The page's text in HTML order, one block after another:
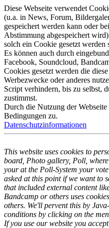
Diese Webseite verwendet
(u.a. in News, Forum,
gespeichert werden kann oder
Abstimmung abgespeichert
solch ein Cookie gesetzt werden
Es können auch durch
Facebook, Soundcloud,
Cookies gesetzt werden die
Werbezwecke oder anderes
Script verhindern, bis zu selbst,
zustimmst.
Durch die Nutzung der Webseite
Bedingungen zu.
Datenschutzinformationen
This website uses cookies to
board, Photo gallery, Poll,
your at the Poll-System your
asked at this point if we want to
that included external content
Bandcamp or others uses
others. We'll pervent this by
conditions by clicking on the
If you use our website you